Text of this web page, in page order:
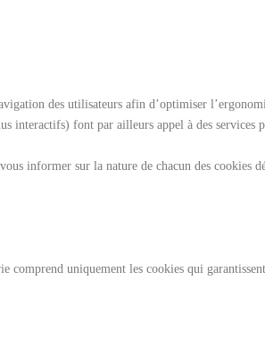
des utilisateurs afin d’optimiser
interactifs) font par ailleurs appel à des
informer sur la nature de chacun des cookies
comprend uniquement les cookies qui